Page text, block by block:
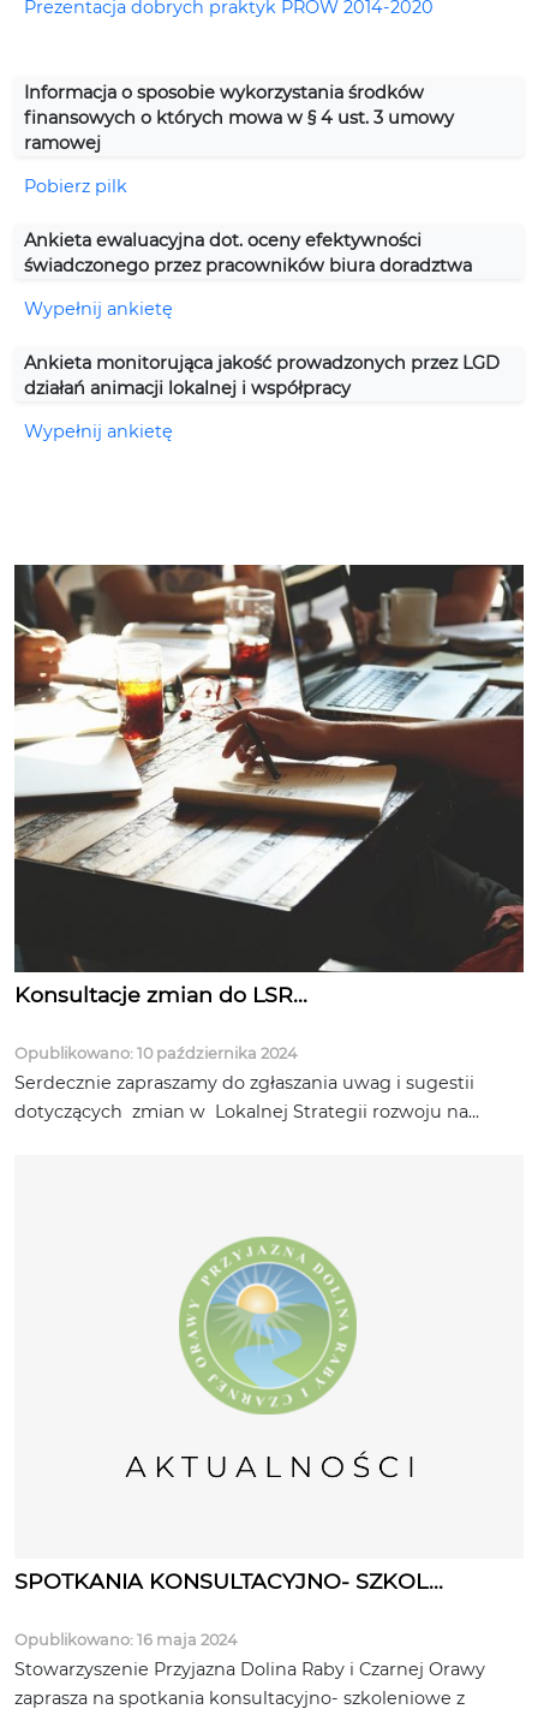
Prezentacja dobrych praktyk PROW 2014-2020
Informacja o sposobie wykorzystania środków
finansowych o których mowa w § 4 ust. 3 umowy
ramowej
Pobierz pilk
Ankieta ewaluacyjna dot. oceny efektywności
świadczonego przez pracowników biura doradztwa
Wypełnij ankietę
Ankieta monitorująca jakość prowadzonych przez LGD
działań animacji lokalnej i współpracy
Wypełnij ankietę
Konsultacje zmian do LSR...
Opublikowano: 10 października 2024
Serdecznie zapraszamy do zgłaszania uwag i sugestii
dotyczących zmian w Lokalnej Strategii rozwoju na...
SPOTKANIA KONSULTACYJNO- SZKOL...
Opublikowano: 16 maja 2024
Stowarzyszenie Przyjazna Dolina Raby i Czarnej Orawy
zaprasza na spotkania konsultacyjno- szkoleniowe z